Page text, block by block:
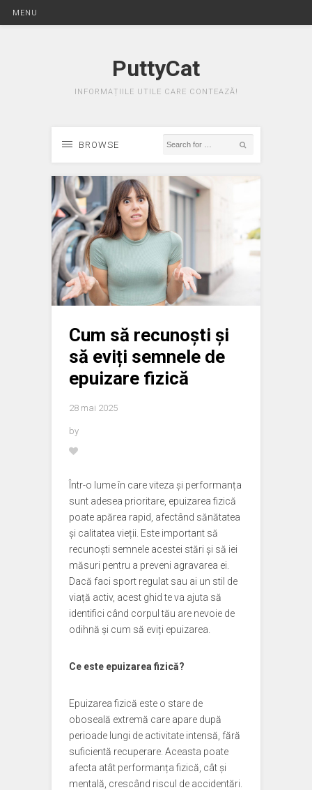
MENU
PuttyCat
INFORMAȚIILE UTILE CARE CONTEAZĂ!
BROWSE
Cum să recunoști și
să eviți semnele de
epuizare fizică
28 mai 2025
by
Într-o lume în care viteza și performanța
sunt adesea prioritare, epuizarea fizică
poate apărea rapid, afectând sănătatea
și calitatea vieții. Este important să
recunoști semnele acestei stări și să iei
măsuri pentru a preveni agravarea ei.
Dacă faci sport regulat sau ai un stil de
viață activ, acest ghid te va ajuta să
identifici când corpul tău are nevoie de
odihnă și cum să eviți epuizarea.
Ce este epuizarea fizică?
Epuizarea fizică este o stare de
oboseală extremă care apare după
perioade lungi de activitate intensă, fără
suficientă recuperare. Aceasta poate
afecta atât performanța fizică, cât și
mentală, crescând riscul de accidentări.